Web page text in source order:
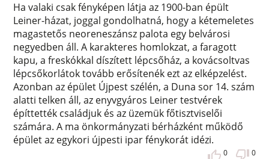
Ha valaki csak fényképen látja az 1900-ban épült
Leiner-házat, joggal gondolhatná, hogy a kétemeletes
magastetős neoreneszánsz palota egy belvárosi
negyedben áll. A karakteres homlokzat, a faragott
kapu, a freskókkal díszített lépcsőház, a kovácsoltvas
lépcsőkorlátok tovább erősítenék ezt az elképzelést.
Azonban az épület Újpest szélén, a Duna sor 14. szám
alatti telken áll, az enyvgyáros Leiner testvérek
építtették családjuk és az üzemük főtisztviselői
számára. A ma önkormányzati bérházként működő
épület az egykori újpesti ipar fénykorát idézi.
0 0